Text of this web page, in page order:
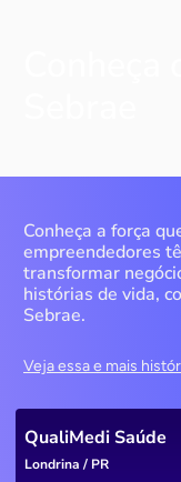
Conheça a força
empreendedores
transformar
histórias de vida,
Sebrae.
Veja essa e mais
QualiMedi Saúde
Londrina / PR